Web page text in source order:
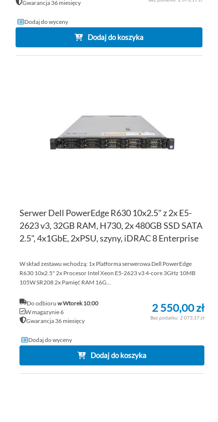
Gwarancja 36 miesięcy
Dodaj do wyceny
Dodaj do koszyka
Serwer Dell PowerEdge R630 10x2.5" z 2x E5-
2623 v3, 32GB RAM, H730, 2x 480GB SSD SATA
2.5", 4x1GbE, 2xPSU, szyny, iDRAC 8 Enterprise
W skład zestawu wchodzą: 1x Platforma serwerowa Dell PowerEdge
R630 10x2.5" 2x Procesor Intel Xeon E5-2623 v3 4-core 3GHz 10MB
105W SR208 2x Pamięć RAM 16G...
Do odbioruw Wtorek 10:00
W magazynie 6
Gwarancja 36 miesięcy
2 550,00 zł
2 073,17 zł
Dodaj do wyceny
Dodaj do koszyka